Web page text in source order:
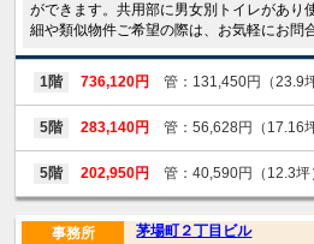
ができます。共用部に男女別トイレがあり
細や類似物件ご希望の際は、お気軽にお問
1階 736,120円 管：131,450円（23.9坪
5階 283,140円 管：56,628円（17.16坪
5階 202,950円 管：40,590円（12.3坪
茅場町２丁目ビル
事務所